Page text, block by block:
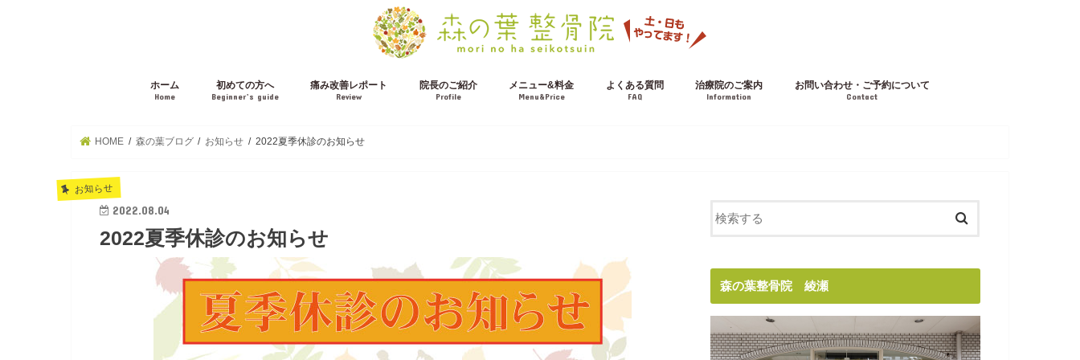
ホーム
Home
初めての方へ
Beginner’s guide
痛み改善レポート
Review
院長のご紹介
Profile
メニュー&料金
Menu&Price
よくある質問
FAQ
治療院のご案内
Information
お問い合わせ・ご予約について
Contact
HOME 森の葉ブログ お知らせ 2022夏季休診のお知らせ
お知らせ
2022.08.04
2022夏季休診のお知らせ
森の葉整骨院 綾瀬